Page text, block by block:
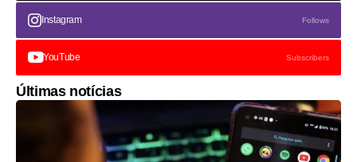
Instagram Follows
YouTube Subscribers
Últimas notícias